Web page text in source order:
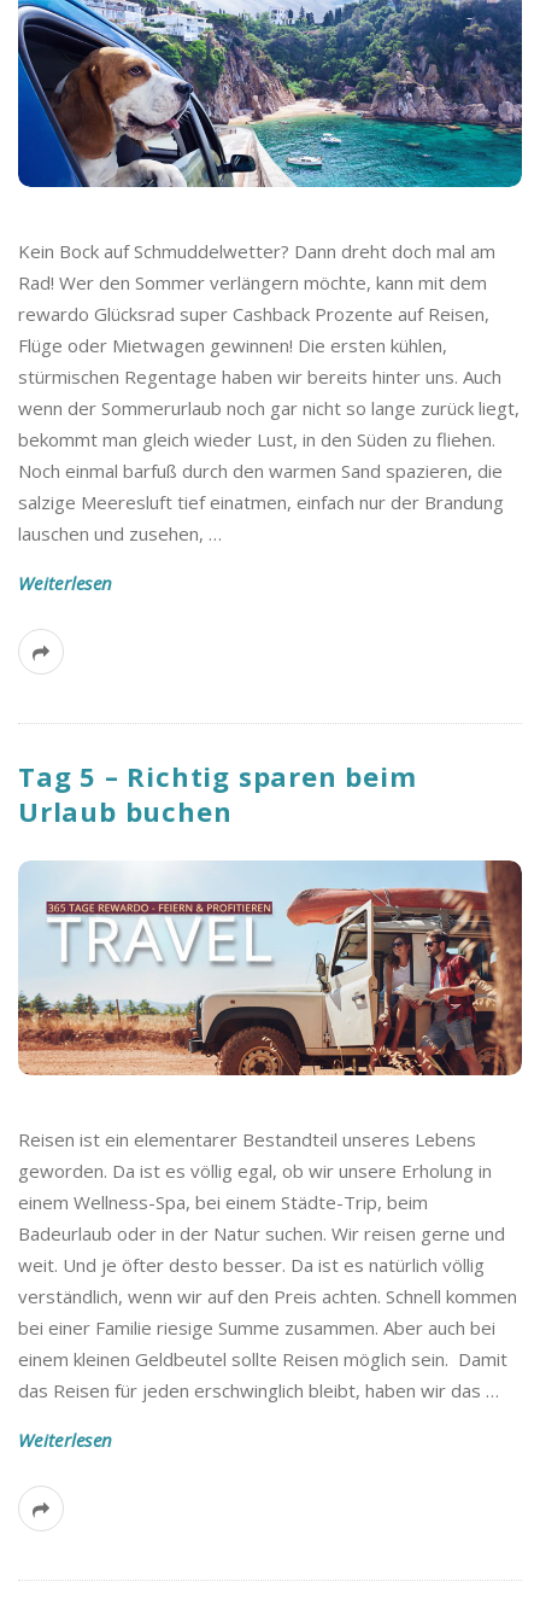
o
C
a
h
b
a
c
k
B
l
g
Kein Bock auf Schmuddelwetter? Dann dreht doch mal am
Rad! Wer den Sommer verlängern möchte, kann mit dem
rewardo Glücksrad super Cashback Prozente auf Reisen,
Flüge oder Mietwagen gewinnen! Die ersten kühlen,
stürmischen Regentage haben wir bereits hinter uns. Auch
wenn der Sommerurlaub noch gar nicht so lange zurück liegt,
bekommt man gleich wieder Lust, in den Süden zu fliehen.
Noch einmal barfuß durch den warmen Sand spazieren, die
salzige Meeresluft tief einatmen, einfach nur der Brandung
lauschen und zusehen, …
Weiterlesen
Tag 5 – Richtig sparen beim
Urlaub buchen
Reisen ist ein elementarer Bestandteil unseres Lebens
geworden. Da ist es völlig egal, ob wir unsere Erholung in
einem Wellness-Spa, bei einem Städte-Trip, beim
Badeurlaub oder in der Natur suchen. Wir reisen gerne und
weit. Und je öfter desto besser. Da ist es natürlich völlig
verständlich, wenn wir auf den Preis achten. Schnell kommen
bei einer Familie riesige Summe zusammen. Aber auch bei
einem kleinen Geldbeutel sollte Reisen möglich sein. Damit
das Reisen für jeden erschwinglich bleibt, haben wir das …
Weiterlesen